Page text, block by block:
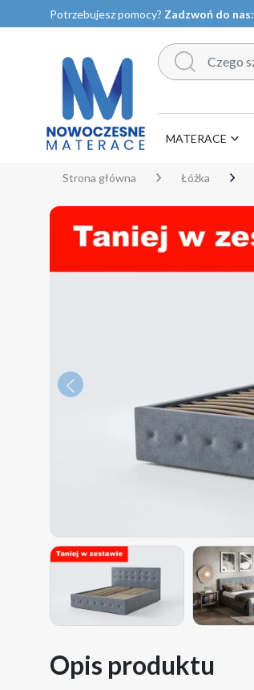
Potrzebujesz pomocy? Zadzwoń do nas:
MATERACE
Strona główna Łóżka
Poprzedni
Opis produktu